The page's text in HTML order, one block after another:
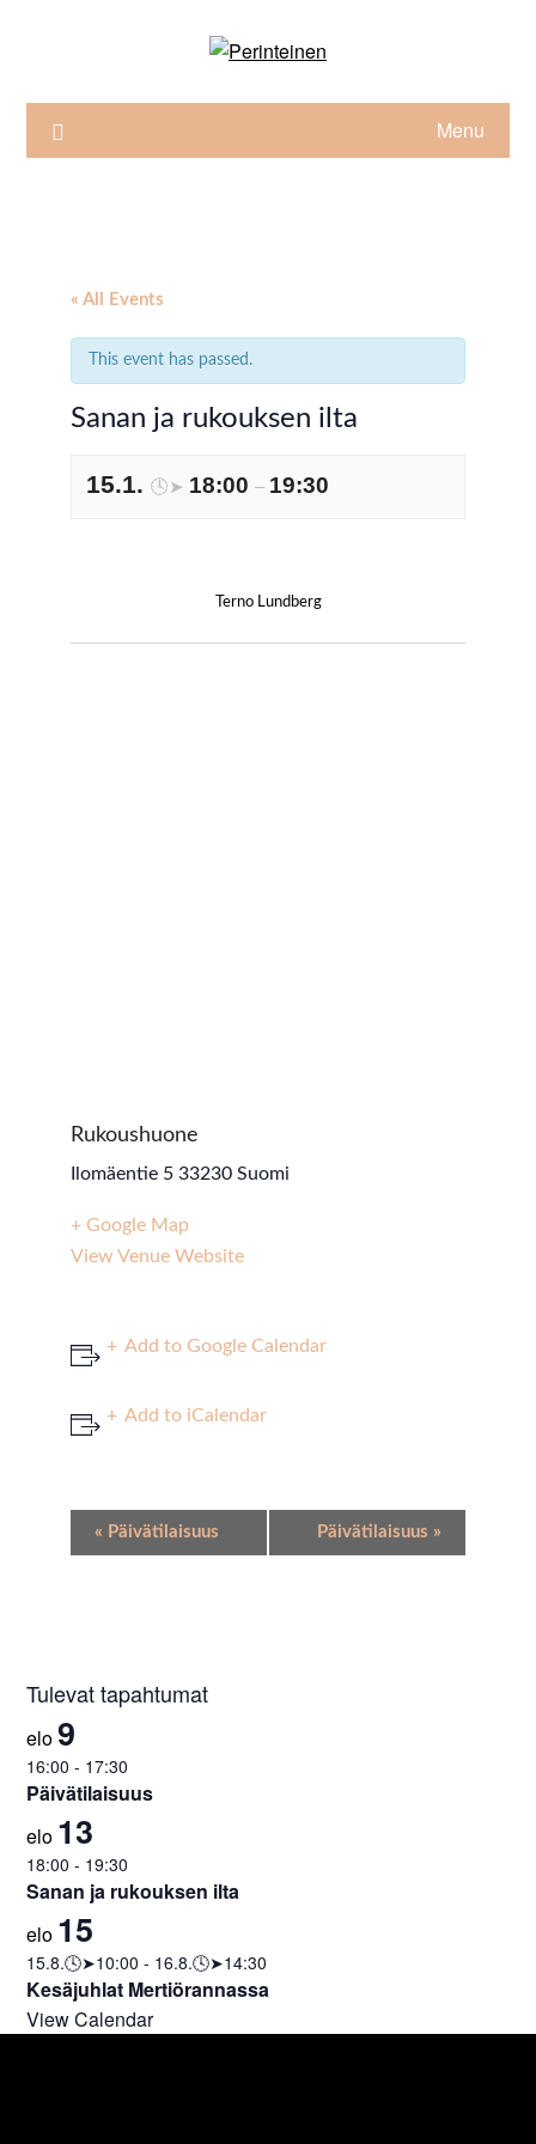
Menu
« All Events
This event has passed.
Sanan ja rukouksen ilta
15.1. 🕓➤ 18:00 – 19:30
Terno Lundberg
Rukoushuone
Ilomäentie 5 33230 Suomi
+ Google Map
View Venue Website
Add to Google Calendar
Add to iCalendar
Event
« Päivätilaisuus Päivätilaisuus »
Tulevat tapahtumat
elo9
16:00 - 17:30
Päivätilaisuus
elo 13
18:00 - 19:30
Sanan ja rukouksen ilta
elo 15
15.8.🕓➤10:00 - 16.8.🕓➤14:30
Kesäjuhlat Mertiörannassa
View Calendar